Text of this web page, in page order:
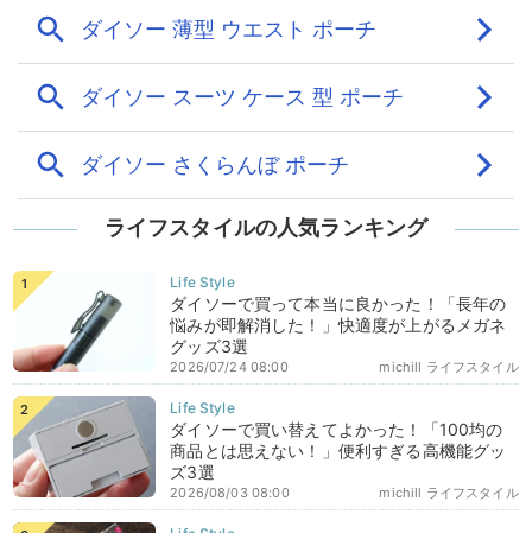
ライフスタイルの人気ランキング
ダイソーで買って本当に良かった！「長年の
悩みが即解消した！」快適度が上がるメガネ
グッズ3選
michill ライフスタイル
2026/07/24 08:00
ダイソーで買い替えてよかった！「100均の
商品とは思えない！」便利すぎる高機能グッ
ズ3選
michill ライフスタイル
2026/08/03 08:00